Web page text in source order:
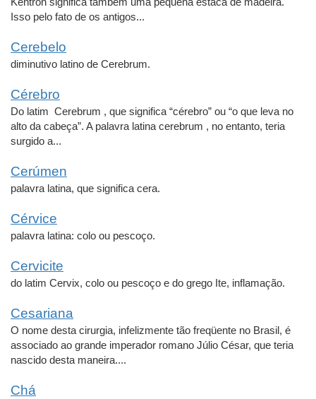
Isso pelo fato de os antigos...
Cerebelo
diminutivo latino de Cerebrum.
Cérebro
Do latim Cerebrum , que significa “cérebro” ou “o que leva no
alto da cabeça”. A palavra latina cerebrum , no entanto, teria
surgido a...
Cerúmen
palavra latina, que significa cera.
Cérvice
palavra latina: colo ou pescoço.
Cervicite
do latim Cervix, colo ou pescoço e do grego Ite, inflamação.
Cesariana
O nome desta cirurgia, infelizmente tão freqüente no Brasil, é
associado ao grande imperador romano Júlio César, que teria
nascido desta maneira....
Chá